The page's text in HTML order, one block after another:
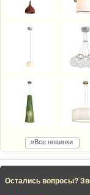
»Все новинки
Остались вопросы?